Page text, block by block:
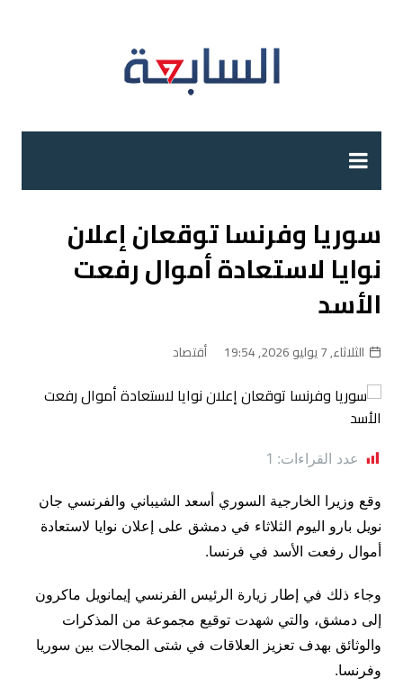
سوريا وفرنسا توقعان إعلان
نوايا لاستعادة أموال رفعت
الأسد
الثلاثاء, 7 يوليو 2026, 19:54 أقتصاد
عدد القراءات: 1
وقع وزيرا الخارجية السوري أسعد الشيباني والفرنسي جان
نويل بارو اليوم الثلاثاء في دمشق على إعلان نوايا لاستعادة
أموال رفعت الأسد في فرنسا.
وجاء ذلك في إطار زيارة الرئيس الفرنسي إيمانويل ماكرون
إلى دمشق، والتي شهدت توقيع مجموعة من المذكرات
والوثائق بهدف تعزيز العلاقات في شتى المجالات بين سوريا
وفرنسا.